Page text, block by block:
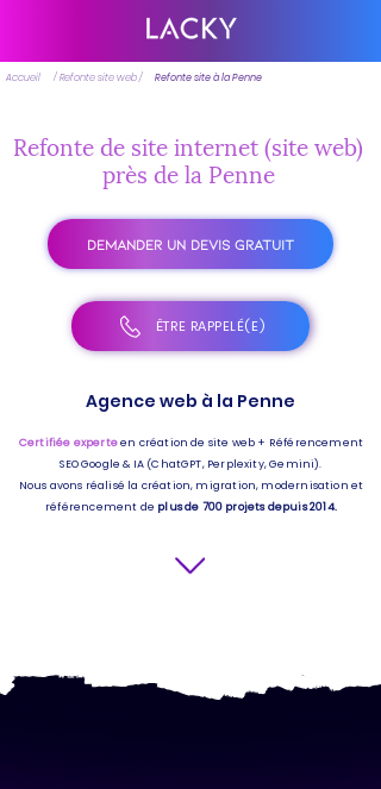
Accueil / Refonte site web / Refonte site à la Penne
Refonte de site internet (site web)
près de la Penne
DEMANDER UN DEVIS GRATUIT
ÊTRE RAPPELÉ(E)
Agence web à la Penne
Certifiée experteen création de site web + Référencement
SEO Google & IA (ChatGPT, Perplexity, Gemini).
Nous avons réalisé la création, migration, modernisation et
référencement de plus de 700 projets depuis 2014.